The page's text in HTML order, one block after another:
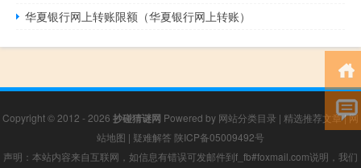
华夏银行网上转账限额（华夏银行网上转账）
Copyright © 2012 - 2026 抄碰猜谜网 Powered by 网站分类目录 | 精选推荐文章|网
站地图 | 疑难解答 陕ICP备05009492号
声明：本站内容来自互联网，如信息有错误可发邮件到f_fb#foxmail.com说明，我们